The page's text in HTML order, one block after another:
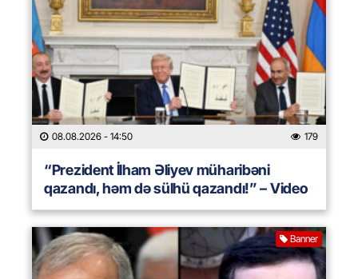
08.08.2026 - 14:50 179
“Prezident İlham Əliyev müharibəni
qazandı, həm də sülhü qazandı!” – Video
Banner